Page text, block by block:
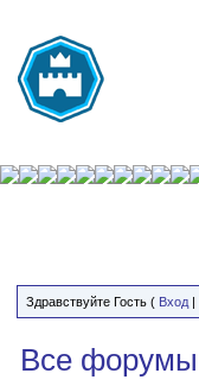
Здравствуйте Гость ( Вход |
Все форумы